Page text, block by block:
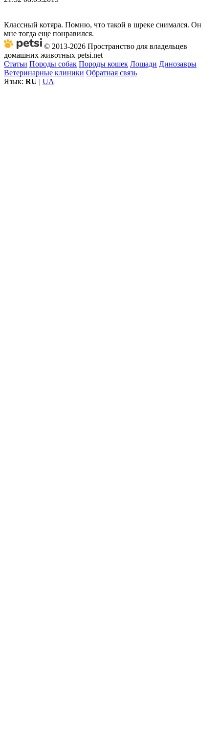
Классный котяра. Помню, что такой в шреке снимался. Он
мне тогда еще понравился.
© 2013-2026 Пространство для владельцев
домашних животных petsi.net
Статьи Породы собак Породы кошек Лошади Динозавры
Ветеринарные клиники Обратная связь
Язык: RU | UA